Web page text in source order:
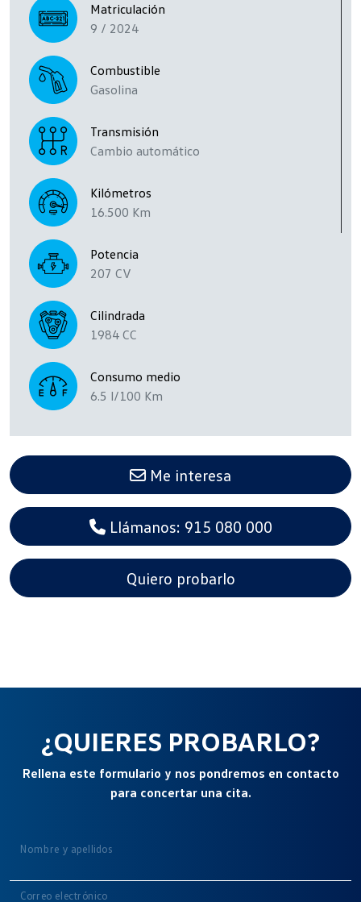
Matriculación
9 / 2024
Combustible
Gasolina
Transmisión
Cambio automático
Kilómetros
16.500 Km
Potencia
207 CV
Cilindrada
1984 CC
Consumo medio
6.5 l/100 Km
Me interesa
Llámanos: 915 080 000
Quiero probarlo
¿QUIERES PROBARLO?
Rellena este formulario y nos pondremos en contacto
para concertar una cita.
Nombre y apellidos
Correo electrónico